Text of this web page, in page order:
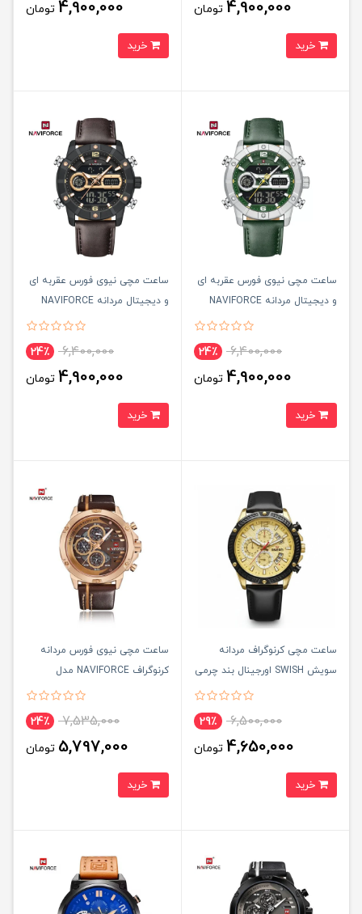
4,900,000 تومان 4,900,000 تومان
ساعت مچی نيوی فورس عقربه ای
و ديجيتال مردانه NAVIFORCE
6,400,000 24٪
4,900,000 تومان
ساعت مچی نيوی فورس عقربه ای
و ديجيتال مردانه NAVIFORCE
6,400,000 24٪
4,900,000 تومان
ساعت مچی کرنوگراف مردانه
سويش SWISH اورجينال بند چرمی
6,500,000 29٪
4,650,000 تومان
ساعت مچی نيوی فورس مردانه
کرنوگراف NAVIFORCE مدل
7,535,000 24٪
5,797,000 تومان